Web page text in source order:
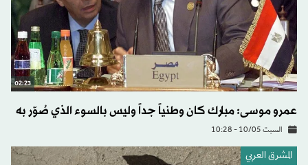
02:23
عمرو موسى: مبارك كان وطنياً جداً وليس بالسوء الذي صُوّر به
السبت 10/05 - 10:28
المشرق العربي